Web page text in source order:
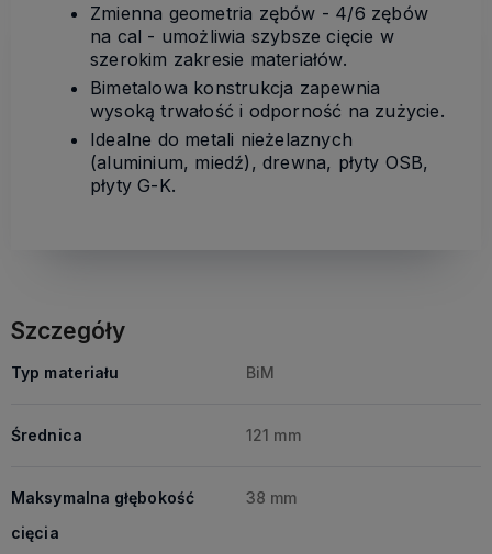
Zmienna geometria zębów - 4/6 zębów
na cal - umożliwia szybsze cięcie w
szerokim zakresie materiałów.
Bimetalowa konstrukcja zapewnia
wysoką trwałość i odporność na zużycie.
Idealne do metali nieżelaznych
(aluminium, miedź), drewna, płyty OSB,
płyty G-K.
Szczegóły
Typ materiału BiM
Średnica 121 mm
Maksymalna głębokość
cięcia
38 mm